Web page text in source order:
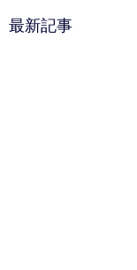
最新記事